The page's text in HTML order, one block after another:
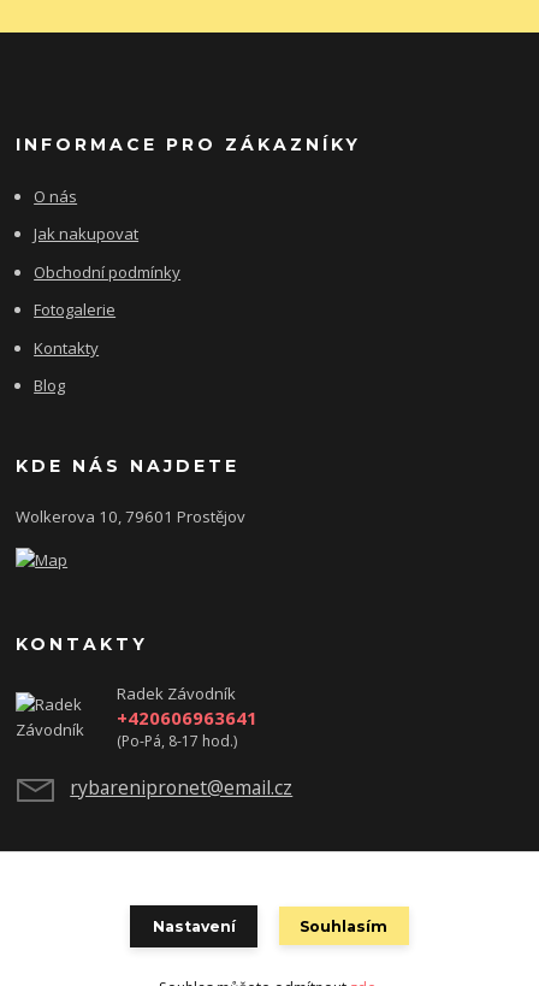
INFORMACE PRO ZÁKAZNÍKY
O nás
Jak nakupovat
Obchodní podmínky
Fotogalerie
Kontakty
Blog
KDE NÁS NAJDETE
Wolkerova 10, 79601 Prostějov
KONTAKTY
Radek Závodník
+420606963641
(Po-Pá, 8-17 hod.)
rybarenipronet@email.cz
Nastavení Souhlasím